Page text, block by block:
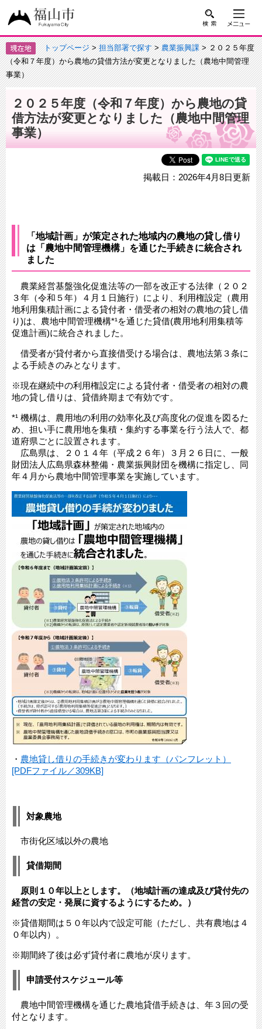
トップページ>担当部署で探す>農業振興課> ２０２５年度
（令和７年度）から農地の貸借方法が変更となりました（農地中間管理
事業）
２０２５年度（令和７年度）から農地の貸
借方法が変更となりました（農地中間管理
事業）
掲載日：2026年4月8日更新
「地域計画」が策定された地域内の農地の貸し借り
は「農地中間管理機構」を通じた手続きに統合され
ました
農業経営基盤強化促進法等の一部を改正する法律（２０２
３年（令和５年）４月１日施行）により、利用権設定（農用
地利用集積計画による貸付者・借受者の相対の農地の貸し借
り)は、農地中間管理機構*¹を通じた貸借(農用地利用集積等
促進計画)に統合されました。
借受者が貸付者から直接借受ける場合は、農地法第３条に
よる手続きのみとなります。
※現在継続中の利用権設定による貸付者・借受者の相対の農
地の貸し借りは、貸借終期まで有効です。
*¹ 機構は、農用地の利用の効率化及び高度化の促進を図るた
め、担い手に農用地を集積・集約する事業を行う法人で、都
道府県ごとに設置されます。
広島県は、２０１４年（平成２６年）３月２６日に、一般
財団法人広島県森林整備・農業振興財団を機構に指定し、同
年４月から農地中間管理事業を実施しています。
・ 農地貸し借りの手続きが変わります（パンフレット）
[PDFファイル／309KB]
対象農地
市街化区域以外の農地
貸借期間
原則１０年以上とします。（地域計画の達成及び貸付先の
経営の安定・発展に資するようにするため。）
※貸借期間は５０年以内で設定可能（ただし、共有農地は４
０年以内）。
※期間終了後は必ず貸付者に農地が戻ります。
申請受付スケジュール等
農地中間管理機構を通じた農地貸借手続きは、年３回の受
付となります。